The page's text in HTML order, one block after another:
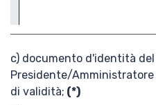
c) documento d'identità del
Presidente/
di validità; (*)